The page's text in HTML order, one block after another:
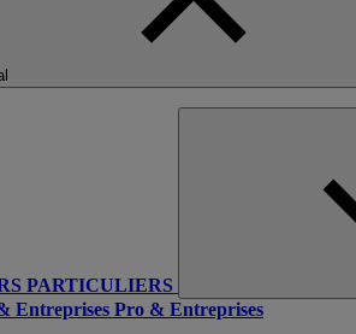
PARTICULIERS
Entreprises Pro & Entreprises